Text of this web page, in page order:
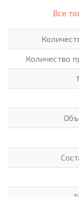
Все
Количество